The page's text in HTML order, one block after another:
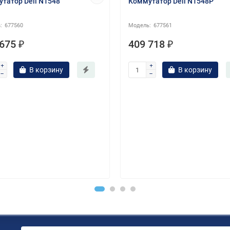
677560
₽
В корзину
677561
409 718 ₽
В корзину